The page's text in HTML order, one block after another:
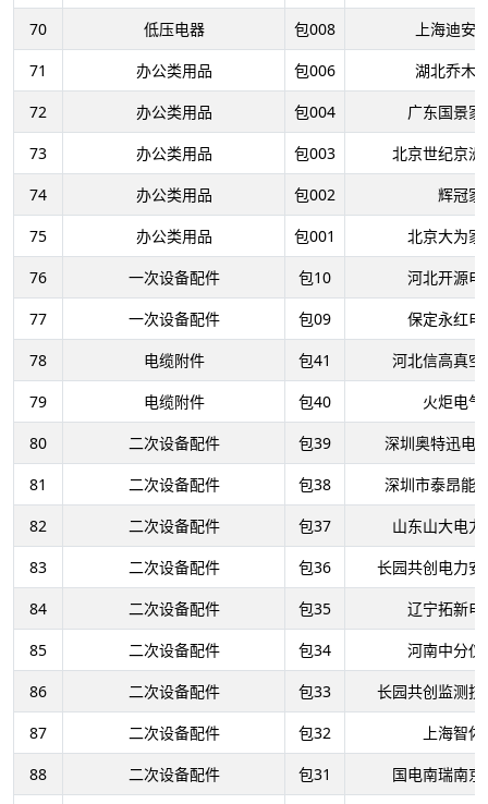
70
低压电器 包008
上海迪安
71
办公类用品 包006
湖北乔木
72
办公类用品 包004
广东国景
73
办公类用品 包003
北京世纪京
74
办公类用品 包002
辉冠家
75
办公类用品 包001
北京大为
76
一次设备配件 包10
河北开源
77
一次设备配件 包09
保定永红
78
电缆附件 包41
河北信高真
79
电缆附件 包40
火炬电
80
二次设备配件 包39
深圳奥特迅电
81
二次设备配件 包38
深圳市泰昂能
82
二次设备配件 包37
山东山大电
83
二次设备配件 包36
长园共创电力
84
二次设备配件 包35
辽宁拓新
85
二次设备配件 包34
河南中分
86
二次设备配件 包33
长园共创监测
87
二次设备配件 包32
上海智
88
二次设备配件 包31
国电南瑞南